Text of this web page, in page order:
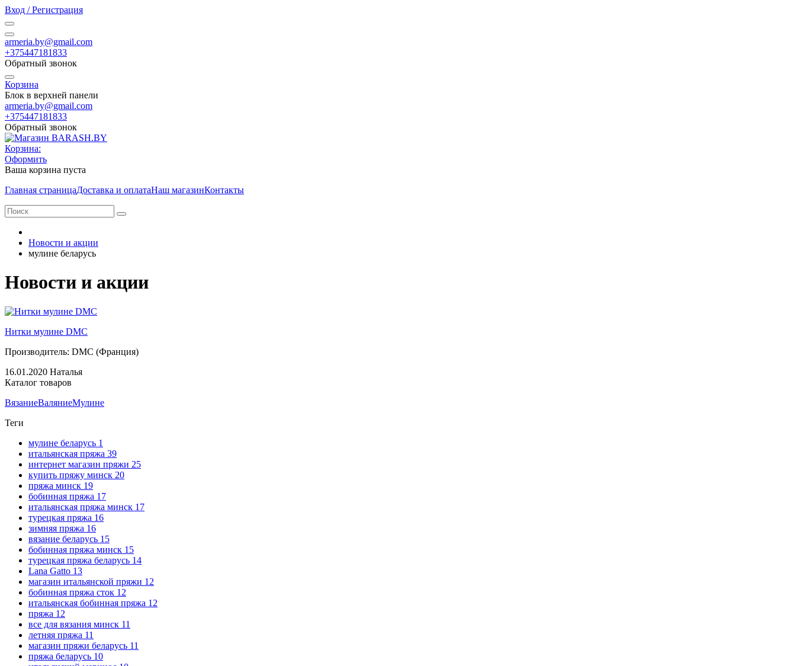
Вход / Регистрация
armeria.by@gmail.com
+375447181833
Обратный звонок
Корзина
Блок в верхней панели
armeria.by@gmail.com
+375447181833
Обратный звонок
Корзина:
Оформить
Ваша корзина пуста
Главная страницаДоставка и оплатаНаш магазинКонтакты
Новости и акции
мулине беларусь
Новости и акции
Нитки мулине DMC
Производитель: DMC (Франция)
16.01.2020 Наталья
Каталог товаров
ВязаниеВаляниеМулине
Теги
мулине беларусь 1
итальянская пряжа 39
интернет магазин пряжи 25
купить пряжу минск 20
пряжа минск 19
бобинная пряжа 17
итальянская пряжа минск 17
турецкая пряжа 16
зимняя пряжа 16
вязание беларусь 15
бобинная пряжа минск 15
турецкая пряжа беларусь 14
Lana Gatto 13
магазин итальянской пряжи 12
бобинная пряжа сток 12
итальянская бобинная пряжа 12
пряжа 12
все для вязания минск 11
летняя пряжа 11
магазин пряжи беларусь 11
пряжа беларусь 10